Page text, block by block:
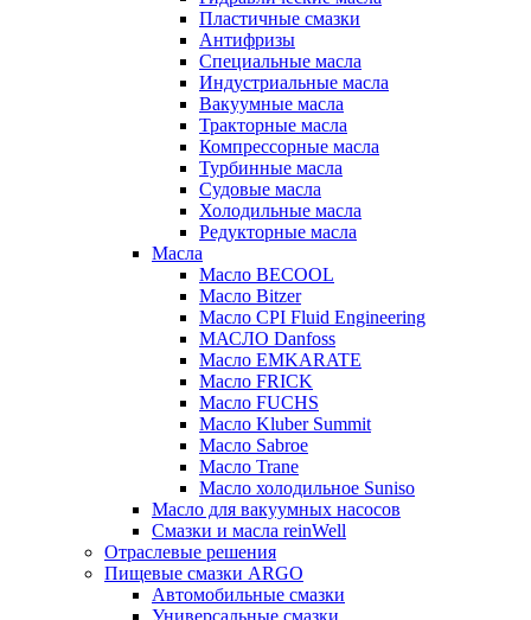
Пластичные смазки
Антифризы
Специальные масла
Индустриальные масла
Вакуумные масла
Тракторные масла
Компрессорные масла
Турбинные масла
Судовые масла
Холодильные масла
Редукторные масла
Масла
Масло BECOOL
Масло Bitzer
Масло CPI Fluid Engineering
МАСЛО Danfoss
Масло EMKARATE
Масло FRICK
Масло FUCHS
Масло Kluber Summit
Масло Sabroe
Масло Trane
Масло холодильное Suniso
Масло для вакуумных насосов
Смазки и масла reinWell
Отраслевые решения
Пищевые смазки ARGO
Автомобильные смазки
Универсальные смазки